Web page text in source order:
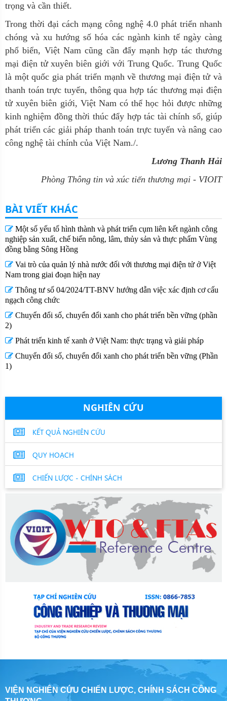
trọng và cần thiết.
Trong thời đại cách mạng công nghệ 4.0 phát triển nhanh
chóng và xu hướng số hóa các ngành kinh tế ngày càng
phổ biển, Việt Nam cũng cần đẩy mạnh hợp tác thương
mại điện tử xuyên biên giới với Trung Quốc. Trung Quốc
là một quốc gia phát triển mạnh về thương mại điện tử và
thanh toán trực tuyến, thông qua hợp tác thương mại điện
tử xuyên biên giới, Việt Nam có thể học hỏi được những
kinh nghiệm đồng thời thúc đẩy hợp tác tài chính số, giúp
phát triển các giải pháp thanh toán trực tuyến và nâng cao
công nghệ tài chính của Việt Nam./.
Lương Thanh Hải
Phòng Thông tin và xúc tiến thương mại - VIOIT
BÀI VIẾT KHÁC
Một số yếu tố hình thành và phát triển cụm liên kết ngành công
nghiệp sản xuất, chế biến nông, lâm, thủy sản và thực phẩm Vùng
đồng bằng Sông Hồng
Vai trò của quản lý nhà nước đối với thương mại điện tử ở Việt
Nam trong giai đoạn hiện nay
Thông tư số 04/2024/TT-BNV hướng dẫn việc xác định cơ cấu
ngạch công chức
Chuyển đổi số, chuyển đổi xanh cho phát triển bền vững (phần
2)
Phát triển kinh tế xanh ở Việt Nam: thực trạng và giải pháp
Chuyển đổi số, chuyển đổi xanh cho phát triển bền vững (Phần
1)
NGHIÊN CỨU
KẾT QUẢ NGHIÊN CỨU
QUY HOẠCH
CHIẾN LƯỢC - CHÍNH SÁCH
VIỆN NGHIÊN CỨU CHIẾN LƯỢC, CHÍNH SÁCH CÔNG